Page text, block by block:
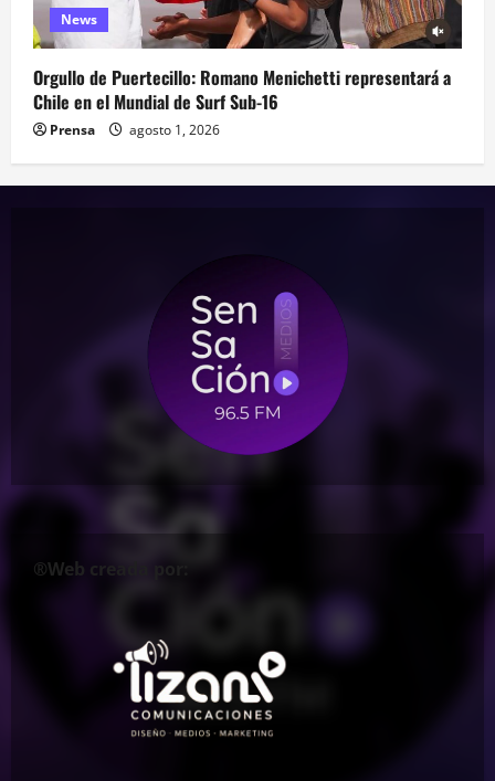
News
Orgullo de Puertecillo: Romano Menichetti representará a
Chile en el Mundial de Surf Sub-16
Prensa agosto 1, 2026
®Web creada por: